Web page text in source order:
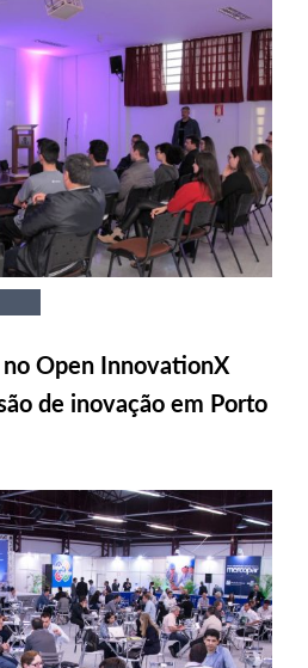
Open InnovationX
de inovação em Porto